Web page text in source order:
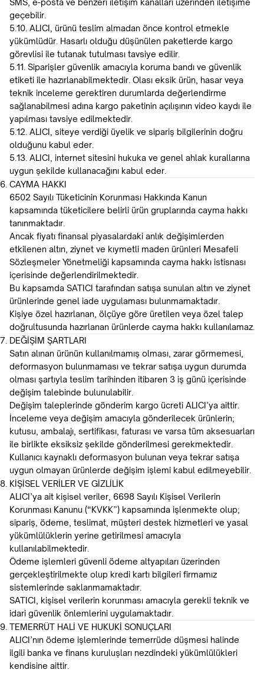
SMS, e-posta ve benzeri iletişim kanalları üzerinden iletişime
geçebilir.
5.10. ALICI, ürünü teslim almadan önce kontrol etmekle
yükümlüdür. Hasarlı olduğu düşünülen paketlerde kargo
görevlisi ile tutanak tutulması tavsiye edilir.
5.11. Siparişler güvenlik amacıyla koruma bandı ve güvenlik
etiketi ile hazırlanabilmektedir. Olası eksik ürün, hasar veya
teknik inceleme gerektiren durumlarda değerlendirme
sağlanabilmesi adına kargo paketinin açılışının video kaydı ile
yapılması tavsiye edilmektedir.
5.12. ALICI, siteye verdiği üyelik ve sipariş bilgilerinin doğru
olduğunu kabul eder.
5.13. ALICI, internet sitesini hukuka ve genel ahlak kurallarına
uygun şekilde kullanacağını kabul eder.
CAYMA HAKKI
6502 Sayılı Tüketicinin Korunması Hakkında Kanun
kapsamında tüketicilere belirli ürün gruplarında cayma hakkı
tanınmaktadır.
Ancak fiyatı finansal piyasalardaki anlık değişimlerden
etkilenen altın, ziynet ve kıymetli maden ürünleri Mesafeli
Sözleşmeler Yönetmeliği kapsamında cayma hakkı istisnası
içerisinde değerlendirilmektedir.
Bu kapsamda SATICI tarafından satışa sunulan altın ve ziynet
ürünlerinde genel iade uygulaması bulunmamaktadır.
Kişiye özel hazırlanan, ölçüye göre üretilen veya özel talep
doğrultusunda hazırlanan ürünlerde cayma hakkı kullanılamaz.
DEĞİŞİM ŞARTLARI
Satın alınan ürünün kullanılmamış olması, zarar görmemesi,
deformasyon bulunmaması ve tekrar satışa uygun durumda
olması şartıyla teslim tarihinden itibaren 3 iş günü içerisinde
değişim talebinde bulunulabilir.
Değişim taleplerinde gönderim kargo ücreti ALICI’ya aittir.
İnceleme veya değişim amacıyla gönderilecek ürünlerin;
kutusu, ambalajı, sertifikası, faturası ve varsa tüm aksesuarları
ile birlikte eksiksiz şekilde gönderilmesi gerekmektedir.
Kullanıcı kaynaklı deformasyon bulunan veya tekrar satışa
uygun olmayan ürünlerde değişim işlemi kabul edilmeyebilir.
KİŞİSEL VERİLER VE GİZLİLİK
ALICI’ya ait kişisel veriler, 6698 Sayılı Kişisel Verilerin
Korunması Kanunu (“KVKK”) kapsamında işlenmekte olup;
sipariş, ödeme, teslimat, müşteri destek hizmetleri ve yasal
yükümlülüklerin yerine getirilmesi amacıyla
kullanılabilmektedir.
Ödeme işlemleri güvenli ödeme altyapıları üzerinden
gerçekleştirilmekte olup kredi kartı bilgileri firmamız
sistemlerinde saklanmamaktadır.
SATICI, kişisel verilerin korunması amacıyla gerekli teknik ve
idari güvenlik önlemlerini uygulamaktadır.
TEMERRÜT HALİ VE HUKUKİ SONUÇLARI
ALICI’nın ödeme işlemlerinde temerrüde düşmesi halinde
ilgili banka ve finans kuruluşları nezdindeki yükümlülükleri
kendisine aittir.